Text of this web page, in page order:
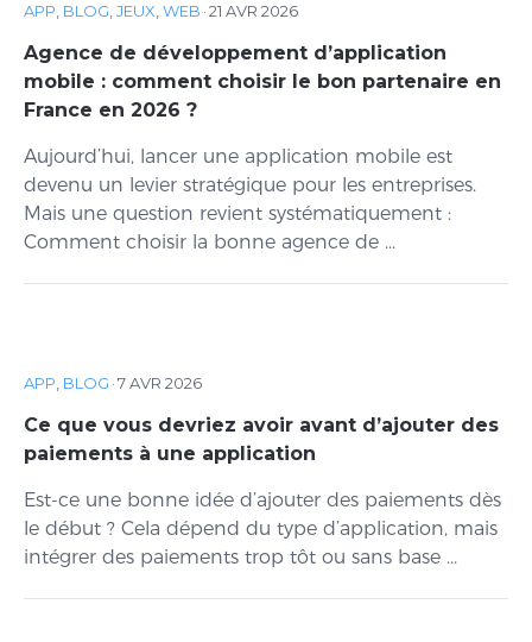
APP BLOG JEUX WEB ·21 AVR 2026
Agence de développement d’application
mobile : comment choisir le bon partenaire en
France en 2026 ?
Aujourd’hui, lancer une application mobile est
devenu un levier stratégique pour les entreprises.
Mais une question revient systématiquement :
Comment choisir la bonne agence de ...
APP BLOG ·7 AVR 2026
Ce que vous devriez avoir avant d’ajouter des
paiements à une application
Est-ce une bonne idée d’ajouter des paiements dès
le début ? Cela dépend du type d’application, mais
intégrer des paiements trop tôt ou sans base ...